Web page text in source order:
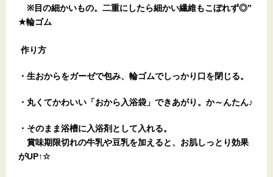
※目の細かいもの。二重にしたら細かい繊維もこぼれず◎”
★輪ゴム
作り方
・生おからをガーゼで包み、輪ゴムでしっかり口を閉じる。
・丸くてかわいい「おから入浴袋」できあがり。か～んたん♪
・そのまま浴槽に入浴剤として入れる。
賞味期限切れの牛乳や豆乳を加えると、お肌しっとり効果
がUP↑☆